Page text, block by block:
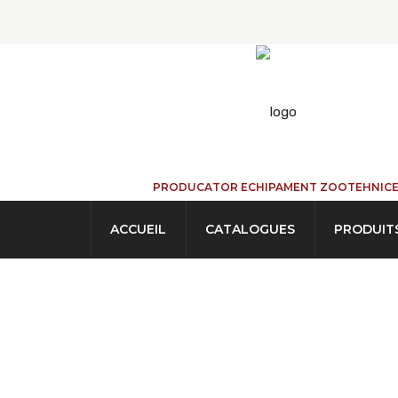
PRODUCATOR ECHIPAMENT ZOOTEHNICE
ACCUEIL CATALOGUES